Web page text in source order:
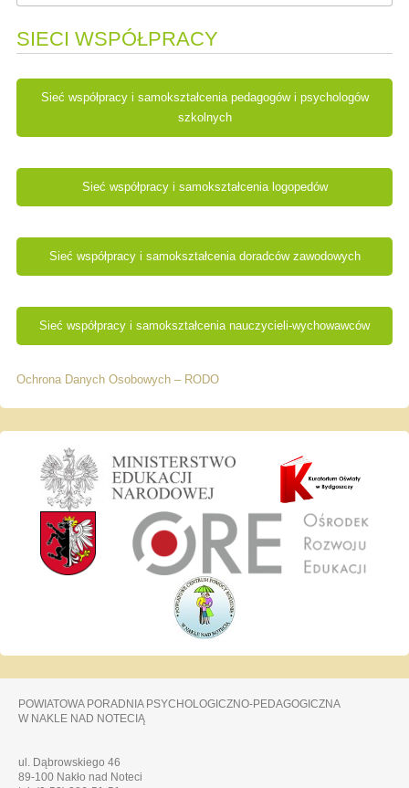
SIECI WSPÓŁPRACY
Sieć współpracy i samokształcenia pedagogów i psychologów
szkolnych
Sieć współpracy i samokształcenia logopedów
Sieć współpracy i samokształcenia doradców zawodowych
Sieć współpracy i samokształcenia nauczycieli-wychowawców
Ochrona Danych Osobowych – RODO
POWIATOWA PORADNIA PSYCHOLOGICZNO-PEDAGOGICZNA
W NAKLE NAD NOTECIĄ
ul. Dąbrowskiego 46
89-100 Nakło nad Noteci